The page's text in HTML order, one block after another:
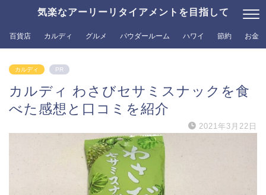
気楽なアーリーリタイアメントを目指して
百貨店 カルディ グルメ パウダールーム ハワイ 節約 お金
カルディ PR
カルディ わさびセサミスナックを食
べた感想と口コミを紹介
2021年3月22日